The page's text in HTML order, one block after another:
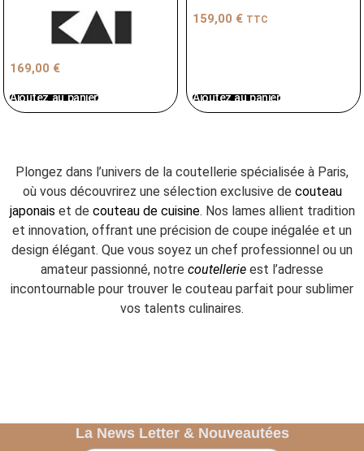
169,00 €
Ajoutez au panier
159,00 € TTC
Ajoutez au panier
Plongez dans l’univers de la coutellerie spécialisée à Paris,
où vous découvrirez une sélection exclusive de couteau
japonais et de couteau de cuisine. Nos lames allient tradition
et innovation, offrant une précision de coupe inégalée et un
design élégant. Que vous soyez un chef professionnel ou un
amateur passionné, notre coutellerie est l’adresse
incontournable pour trouver le couteau parfait pour sublimer
vos talents culinaires.
La News Letter & Nouveautées